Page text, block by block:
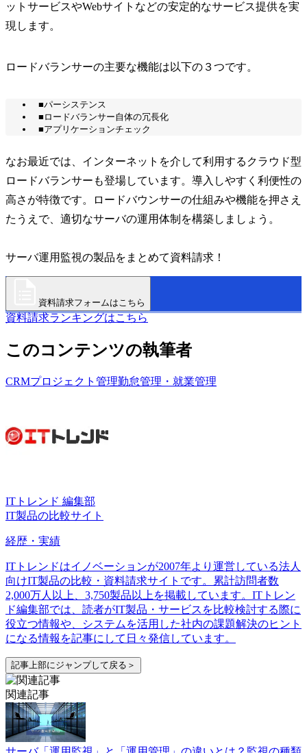
ットサービスやWebサイトなどの安定的なサービス提供を実
現します。
ロードバランサーの主要な機能は以下の３つです。
■パーシステンス
■ロードバランサー自体の冗長化
■アプリケーションチェック
なお最近では、インターネットを介して利用するクラウド型
ロードバランサーも登場しています。導入しやすく利便性の
高さが特徴です。ロードバウンサーの仕組みや機能を押さえ
たうえで、適切なサーバの運用体制を構築しましょう。
サーバ運用監視の製品をまとめて資料請求！
資料請求フォームはこちら
資料請求ランキングはこちら
このコンテンツの執筆者
CRMプロジェクト管理勤怠管理・就業管理
ITトレンド 編集部
IT製品の比較サイト
経歴・実績
ITトレンドはイノベーションが2007年より運営している法人
向けIT製品の比較・資料請求サイトです。累計訪問者数
2,000万人以上、3,750製品以上を掲載しています。ITトレン
ド編集部では、読者がIT製品・サービスを比較検討する際に
役立つ情報や、システムを活用した社内の課題解決のヒント
になる情報を記事にして日々発信しています。
記事上部にジャンプして戻る＞
関連記事